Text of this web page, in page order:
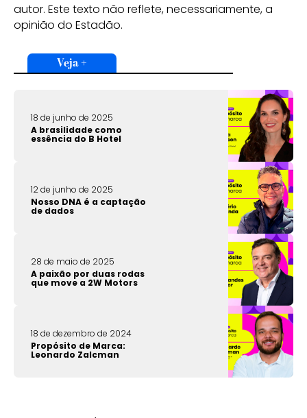
autor. Este texto não reflete, necessariamente, a
opinião do Estadão.
Veja +
18 de junho de 2025
A brasilidade como
essência do B Hotel
12 de junho de 2025
Nosso DNA é a captação
de dados
28 de maio de 2025
A paixão por duas rodas
que move a 2W Motors
18 de dezembro de 2024
Propósito de Marca:
Leonardo Zalcman